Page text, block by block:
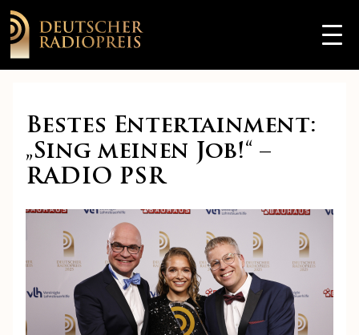
Bestes Entertainment:
„Sing meinen Job!“ –
RADIO PSR